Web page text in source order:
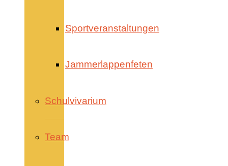
Sportveranstaltungen
Jammerlappenfeten
Schulvivarium
Team